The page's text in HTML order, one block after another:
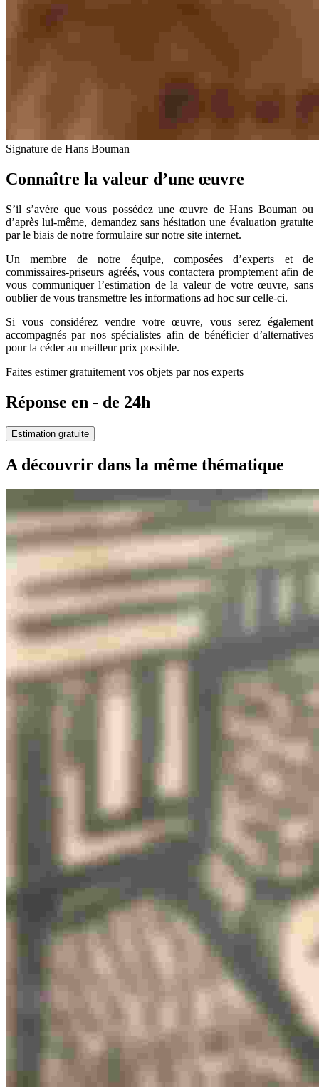
Signature de Hans Bouman
Connaître la valeur d’une œuvre
S’il s’avère que vous possédez une œuvre de Hans Bouman ou
d’après lui-même, demandez sans hésitation une évaluation gratuite
par le biais de notre formulaire sur notre site internet.
Un membre de notre équipe, composées d’experts et de
commissaires-priseurs agréés, vous contactera promptement afin de
vous communiquer l’estimation de la valeur de votre œuvre, sans
oublier de vous transmettre les informations ad hoc sur celle-ci.
Si vous considérez vendre votre œuvre, vous serez également
accompagnés par nos spécialistes afin de bénéficier d’alternatives
pour la céder au meilleur prix possible.
Faites estimer gratuitement vos objets par nos experts
Réponse en - de 24h
Estimation gratuite
A découvrir dans la même thématique